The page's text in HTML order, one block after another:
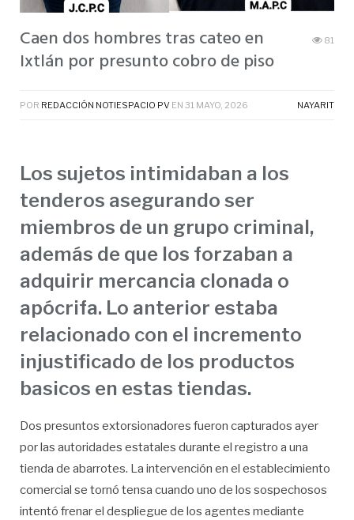
Caen dos hombres tras cateo en
Ixtlán por presunto cobro de piso
81
POR REDACCIÓN NOTIESPACIO PV EN 31 MAYO, 2026 NAYARIT
Los sujetos intimidaban a los
tenderos asegurando ser
miembros de un grupo criminal,
además de que los forzaban a
adquirir mercancia clonada o
apócrifa. Lo anterior estaba
relacionado con el incremento
injustificado de los productos
basicos en estas tiendas.
Dos presuntos extorsionadores fueron capturados ayer
por las autoridades estatales durante el registro a una
tienda de abarrotes. La intervención en el establecimiento
comercial se tornó tensa cuando uno de los sospechosos
intentó frenar el despliegue de los agentes mediante